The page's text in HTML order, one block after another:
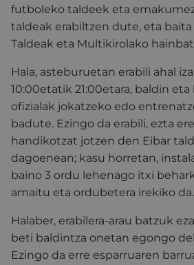
futboleko taldeek eta
taldeak erabiltzen dute, eta
Taldeak eta Multikirolako
Hala, asteburuetan erabili ahal
10:00etatik 21:00etara, baldin
ofizialak jokatzeko edo
badute. Ezingo da erabili, ezta
handikotzat jotzen den Eibar
dagoenean; kasu horretan,
baino 3 ordu lehenago itxi
amaitu eta ordubetera irekiko da.
Halaber, erabilera-arau batzuk
beti baldintza onetan egongo
Ezingo da erre esparruaren